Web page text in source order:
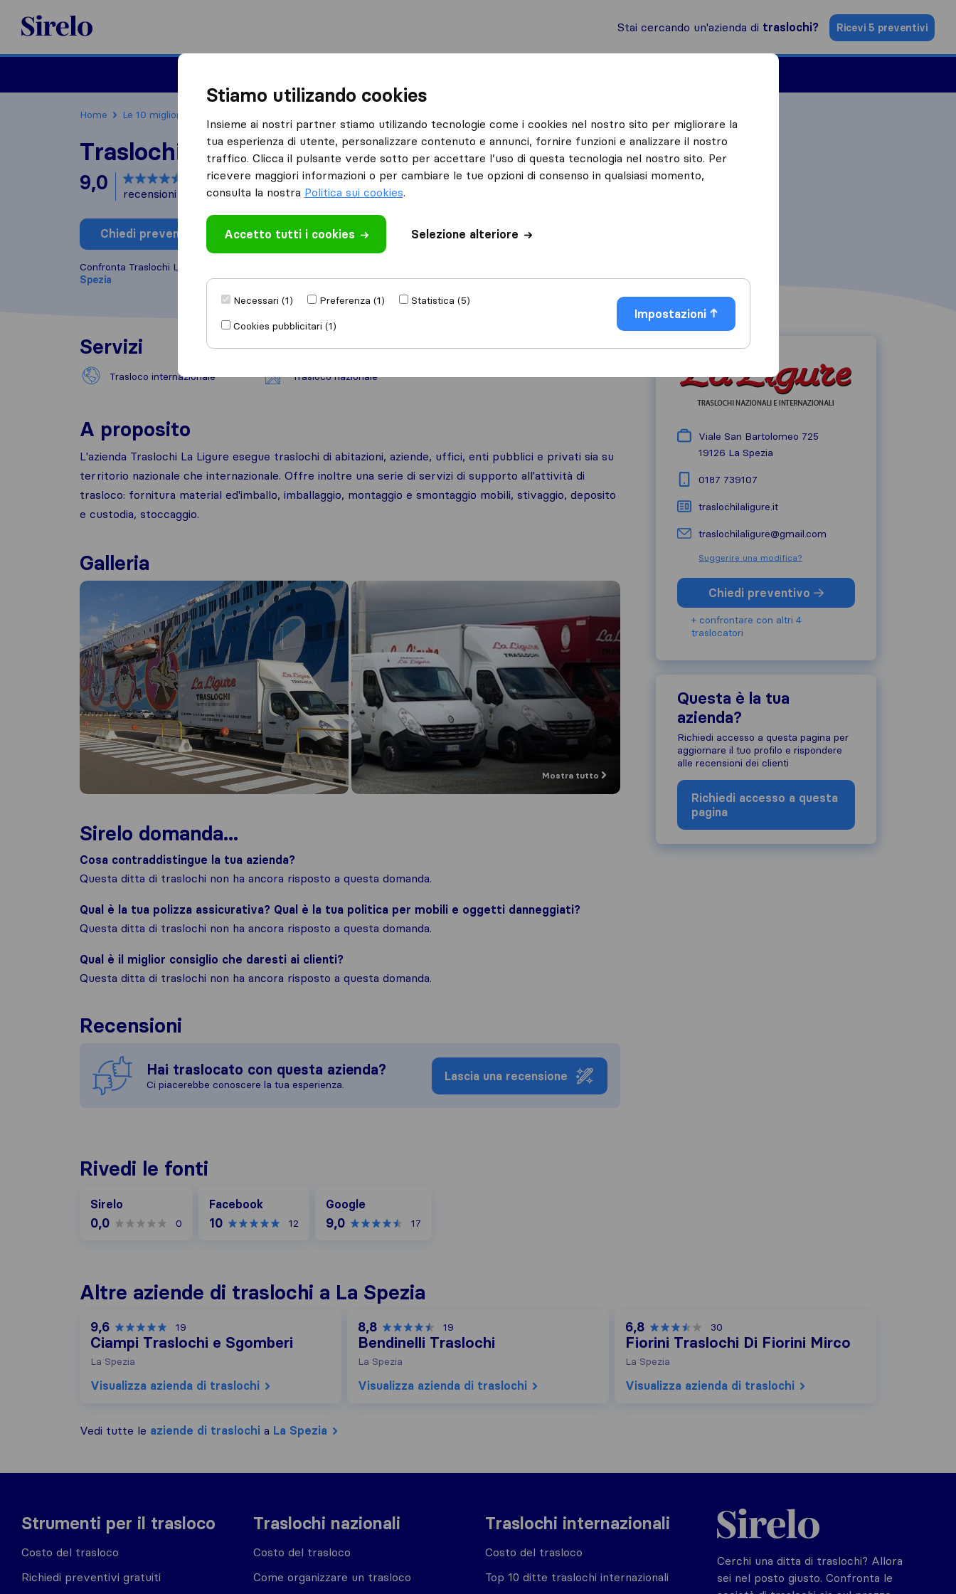
Sirelo.it
Stai cercando un'azienda di traslochi? Ricevi 5 preventivi
Home Le 10 migliori aziende di traslochi in Italia
Traslochi La Ligure
9,0 basato su17
recensioni di Sirelo e Google
i
Chiedi preventivo Scrivi una recensione
Confronta Traslochi La Ligure con altre
Spezia
Servizi
Trasloco internazionale Trasloco nazionale
A proposito
L'azienda Traslochi La Ligure esegue traslochi di abitazioni, aziende, uffici, enti pubblici e privati sia su
territorio nazionale che internazionale. Offre inoltre una serie di servizi di supporto all'attività di
trasloco: fornitura material ed'imballo, imballaggio, montaggio e smontaggio mobili, stivaggio, deposito
e custodia, stoccaggio.
Galleria
Mostra tutto
Sirelo domanda...
Cosa contraddistingue la tua azienda?
Questa ditta di traslochi non ha ancora risposto a questa domanda.
Qual è la tua polizza assicurativa? Qual è la tua politica per mobili e oggetti danneggiati?
Questa ditta di traslochi non ha ancora risposto a questa domanda.
Qual è il miglior consiglio che daresti ai clienti?
Questa ditta di traslochi non ha ancora risposto a questa domanda.
Recensioni
Hai traslocato con questa azienda?
Ci piacerebbe conoscere la tua esperienza.
Lascia una recensione
Viale San Bartolomeo 725
19126 La Spezia
0187 739107
traslochilaligure.it
traslochilaligure@gmail.com
Suggerire una modifica?
Chiedi preventivo
+ confrontare con altri 4
traslocatori
Questa è la tua
azienda?
Richiedi accesso a questa pagina per
aggiornare il tuo profilo e rispondere
alle recensioni dei clienti
Richiedi accesso a questa
pagina
Rivedi le fonti
Sirelo
0,0 0
Facebook
10 12
Google
9,0 17
Altre aziende di traslochi a La Spezia
9,6 19
Ciampi Traslochi e Sgomberi
La Spezia
Visualizza azienda di traslochi
8,8 19
Bendinelli Traslochi
La Spezia
Visualizza azienda di traslochi
6,8 30
Fiorini Traslochi Di Fiorini Mirco
La Spezia
Visualizza azienda di traslochi
Vedi tutte le aziende di traslochi a La Spezia
Strumenti per il trasloco
Costo del trasloco
Richiedi preventivi gratuiti
Traslochi nazionali
Costo del trasloco
Come organizzare un trasloco
Traslochi internazionali
Costo del trasloco
Top 10 ditte traslochi internazionali
Sirelo.it
Cerchi una ditta di traslochi? Allora
sei nel posto giusto. Confronta le
Stiamo utilizando cookies
Insieme ai nostri partner stiamo utilizando tecnologie come i cookies nel nostro sito per migliorare la
tua esperienza di utente, personalizzare contenuto e annunci, fornire funzioni e analizzare il nostro
traffico. Clicca il pulsante verde sotto per accettare l’uso di questa tecnologia nel nostro sito. Per
ricevere maggiori informazioni o per cambiare le tue opzioni di consenso in qualsiasi momento,
consulta la nostra Politica sui cookies.
Accetto tutti i cookies Selezione alteriore
Necessari (1) Preferenza (1)
Statistica (5)
Cookies pubblicitari (1)
Impostazioni